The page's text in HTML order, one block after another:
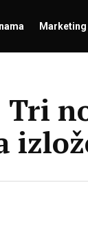
Marketing